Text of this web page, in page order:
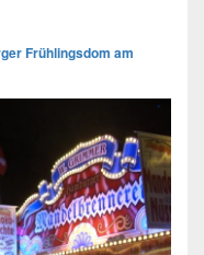
Frühlingsdom am